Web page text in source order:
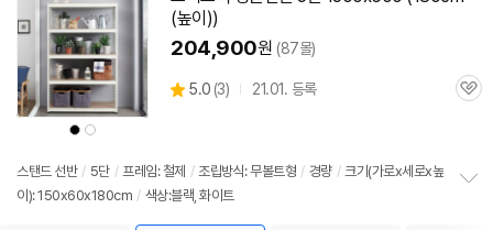
상
품
상
상
품
상
(높이))
204,900원 (87몰)
별
5.0 (상
뷰
3) 21.01. 등록
관
스탠드 선반 / 5단 / 프레임: 철제 / 조립방식: 무볼트형 / 경량 / 크기(가로x세로x높
이): 150x60x180cm / 색상:블랙, 화이트